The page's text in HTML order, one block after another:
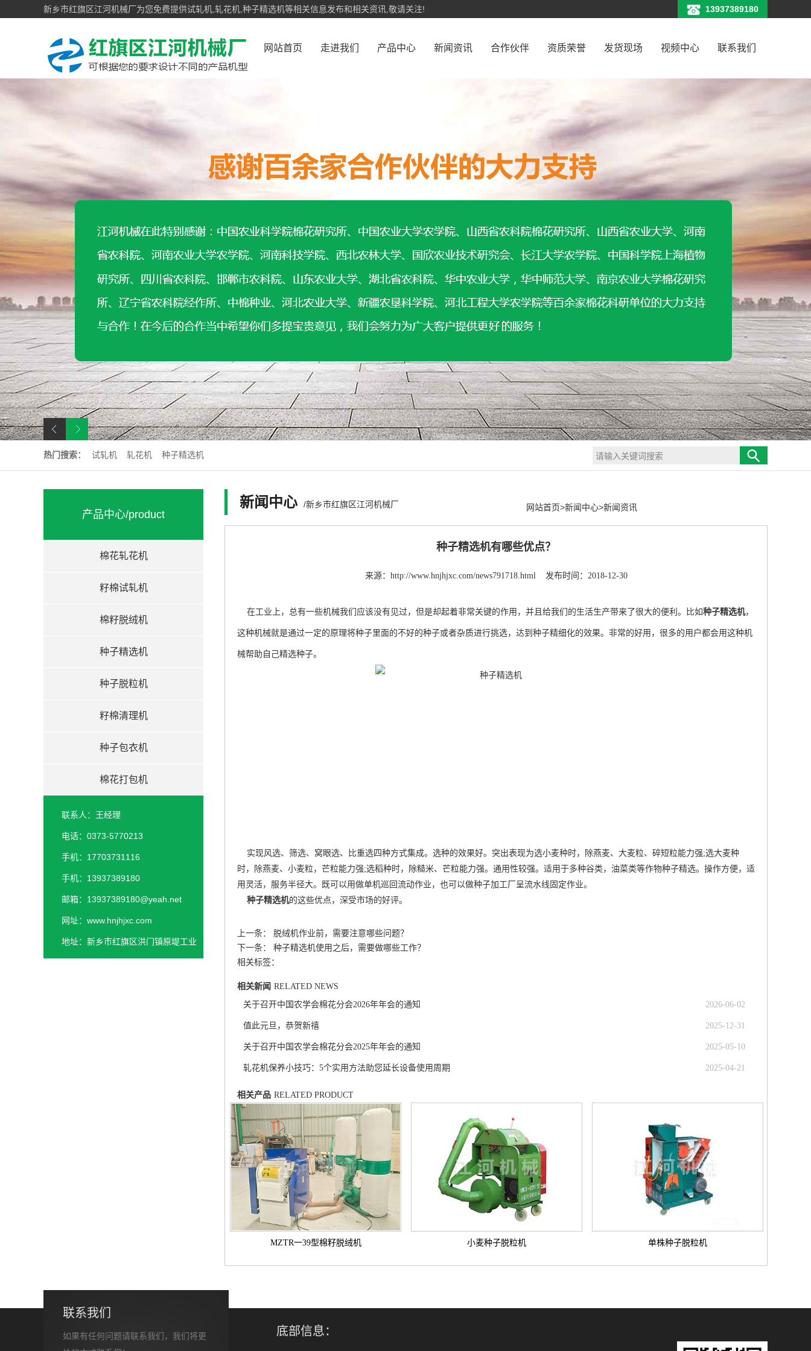
新乡市红旗区江河机械厂为您免费提供试轧机,轧花机,种子精选机等相关信息发布和相关资讯,敬请关注! 13937389180
网站首页 走进我们 产品中心 新闻资讯 合作伙伴 资质荣誉 发货现场 视频中心 联系我们
热门搜索： 试轧机 轧花机 种子精选机
产品中心/product
棉花轧花机
籽棉试轧机
棉籽脱绒机
种子精选机
种子脱粒机
籽棉清理机
种子包衣机
棉花打包机
联系人：王经理
电话：0373-5770213
手机：17703731116
手机：13937389180
邮箱：13937389180@yeah.net
网址：www.hnjhjxc.com
地址：新乡市红旗区洪门镇原堤工业
新闻中心 /新乡市红旗区江河机械厂 网站首页>新闻中心>新闻资讯
种子精选机有哪些优点？
来源：http://www.hnjhjxc.com/news791718.html 发布时间：2018-12-30
在工业上，总有一些机械我们应该没有见过，但是却起着非常关键的作用，并且给我们的生活生产带来了很大的便利。比如种子精选机，
这种机械就是通过一定的原理将种子里面的不好的种子或者杂质进行挑选，达到种子精细化的效果。非常的好用，很多的用户都会用这种机
械帮助自己精选种子。
实现风选、筛选、窝眼选、比重选四种方式集成。选种的效果好。突出表现为选小麦种时，除燕麦、大麦粒、碎短粒能力强;选大麦种
时，除燕麦、小麦粒，芒粒能力强;选稻种时，除糙米、芒粒能力强。通用性较强。适用于多种谷类，油菜类等作物种子精选。操作方便，适
用灵活，服务半径大。既可以用做单机巡回流动作业，也可以做种子加工厂呈流水线固定作业。
种子精选机的这些优点，深受市场的好评。
上一条： 脱绒机作业前，需要注意哪些问题？
下一条： 种子精选机使用之后，需要做哪些工作？
相关标签：
相关新闻 RELATED NEWS
关于召开中国农学会棉花分会2026年年会的通知
2026-06-02
值此元旦，恭贺新禧 2025-12-31
关于召开中国农学会棉花分会2025年年会的通知 2025-05-10
轧花机保养小技巧：5个实用方法助您延长设备使用周期 2025-04-21
相关产品 RELATED PRODUCT
MZTR一39型棉籽脱绒机 小麦种子脱粒机 单株种子脱粒机
联系我们
如果有任何问题请联系我们，我们将更
底部信息：